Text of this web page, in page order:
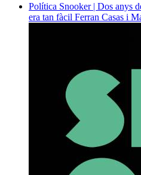
Política Snooker | Dos anys
era tan fàcil Ferran Casas i